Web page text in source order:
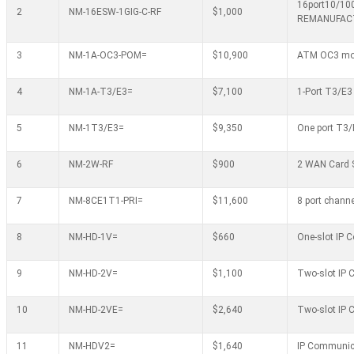
2 NM-16ESW-1GIG-C-RF $1,000
16port10/
3 NM-1A-OC3-POM= $10,900 ATM OC3
4 NM-1A-T3/E3= $7,100 1-Port T3/
5 NM-1T3/E3= $9,350 One port
6 NM-2W-RF $900 2 WAN Card
7 NM-8CE1T1-PRI= $11,600 8 port
8 NM-HD-1V= $660 One-slot IP
9 NM-HD-2V= $1,100 Two-slot IP
10 NM-HD-2VE= $2,640 Two-slot IP
11 NM-HDV2= $1,640 IP